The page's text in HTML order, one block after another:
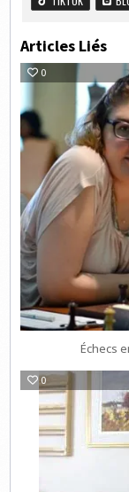
Articles Liés
0
Échecs
0